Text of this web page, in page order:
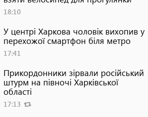
18:10
У центрі Харкова чоловік вихопив у
перехожої смартфон біля метро
17:41
Прикордонники зірвали російський
штурм на півночі Харківської
області
17:13